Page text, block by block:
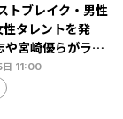
トブレイク・男性
タレントを発
宮崎優らがラン
トパワーランキ
11:00